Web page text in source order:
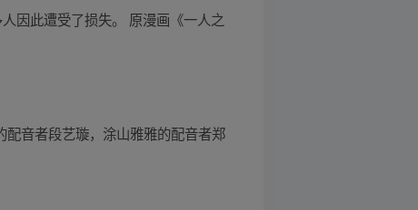
因此遭受了损失。 原漫画《一人之
配音者段艺璇，涂山雅雅的配音者郑